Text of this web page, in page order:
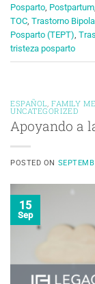
Posparto, Postpartum,
TOC, Trastorno
Posparto (TEPT),
tristeza posparto
ESPAÑOL ,FAMILY
UNCATEGORIZED
Apoyando a
POSTED ON
15
Sep